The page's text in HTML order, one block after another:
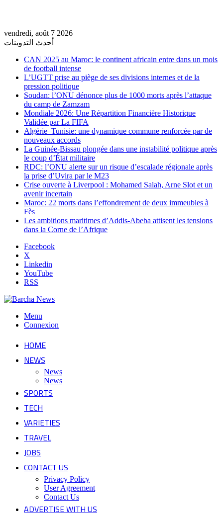
vendredi, août 7 2026
أحدث التدوينات
CAN 2025 au Maroc: le continent africain entre dans un mois
de football intense
L’UGTT prise au piège de ses divisions internes et de la
pression politique
Soudan: l’ONU dénonce plus de 1000 morts après l’attaque
du camp de Zamzam
Mondiale 2026: Une Répartition Financière Historique
Validée par La FIFA
Algérie–Tunisie: une dynamique commune renforcée par de
nouveaux accords
La Guinée-Bissau plongée dans une instabilité politique après
le coup d’État militaire
RDC: l’ONU alerte sur un risque d’escalade régionale après
la prise d’Uvira par le M23
Crise ouverte à Liverpool : Mohamed Salah, Arne Slot et un
avenir incertain
Maroc: 22 morts dans l’effondrement de deux immeubles à
Fès
Les ambitions maritimes d’Addis-Abeba attisent les tensions
dans la Corne de l’Afrique
Facebook
X
Linkedin
YouTube
RSS
Menu
Connexion
HOME
NEWS
News
News
SPORTS
TECH
VARIETIES
TRAVEL
JOBS
CONTACT US
Privacy Policy
User Agreement
Contact Us
ADVERTISE WITH US